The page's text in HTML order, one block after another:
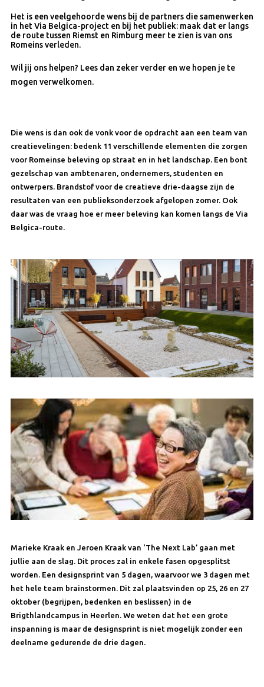
Het is een veelgehoorde wens bij de partners die samenwerken
in het Via Belgica-project en bij het publiek: maak dat er langs
de route tussen Riemst en Rimburg meer te zien is van ons
Romeins verleden.
Wil jij ons helpen? Lees dan zeker verder en we hopen je te
mogen verwelkomen.
Die wens is dan ook de vonk voor de opdracht aan een team van
creatievelingen: bedenk 11 verschillende elementen die zorgen
voor Romeinse beleving op straat en in het landschap. Een bont
gezelschap van ambtenaren, ondernemers, studenten en
ontwerpers. Brandstof voor de creatieve drie-daagse zijn de
resultaten van een publieksonderzoek afgelopen zomer. Ook
daar was de vraag hoe er meer beleving kan komen langs de Via
Belgica-route.
Marieke Kraak en Jeroen Kraak van ‘The Next Lab’ gaan met
jullie aan de slag. Dit proces zal in enkele fasen opgesplitst
worden. Een designsprint van 5 dagen, waarvoor we 3 dagen met
het hele team brainstormen. Dit zal plaatsvinden op 25, 26 en 27
oktober(begrijpen, bedenken en beslissen) in de
Brigthlandcampus in Heerlen. We weten dat het een grote
inspanning is maar de designsprint is niet mogelijk zonder een
deelname gedurende de drie dagen.